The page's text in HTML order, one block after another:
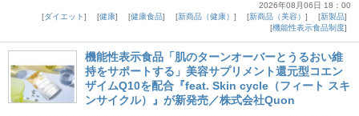
2026年08月06日 18：00
ダイエット
健康 健康食品 新商品（健康） 新商品（美容）
新製品
機能性表示食品制度
機能性表示食品「肌のターンオーバーとうるおい維
持をサポートする」美容サプリメント還元型コエン
ザイムQ10を配合『feat. Skin cycle（フィート スキ
ンサイクル）』が新発売／株式会社Quon